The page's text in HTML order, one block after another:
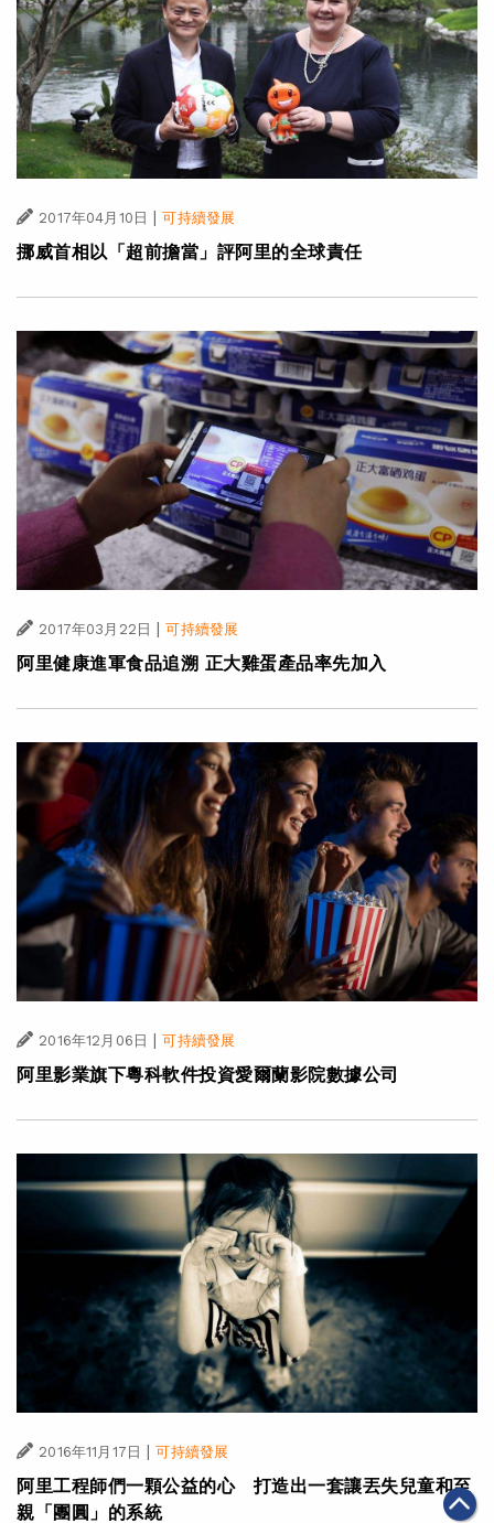
2017年04月10日 | 可持續發展
挪威首相以「超前擔當」評阿里的全球責任
2017年03月22日 | 可持續發展
阿里健康進軍食品追溯 正大雞蛋產品率先加入
2016年12月06日 | 可持續發展
阿里影業旗下粵科軟件投資愛爾蘭影院數據公司
2016年11月17日 | 可持續發展
阿里工程師們一顆公益的心 打造出一套讓丟失兒童和至
親「團圓」的系統